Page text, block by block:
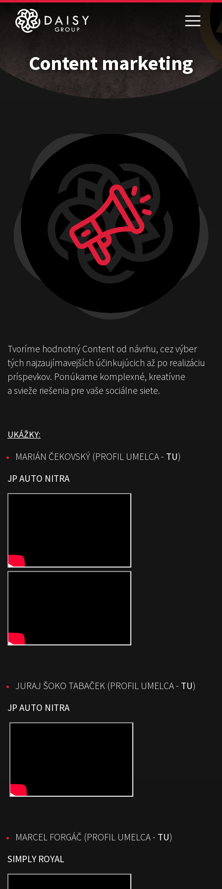
Content marketing
Tvoríme hodnotný Content od návrhu, cez výber
tých najzaujímavejších účinkujúcich až po realizáciu
príspevkov. Ponúkame komplexné, kreatívne
a svieže riešenia pre vaše sociálne siete.
UKÁŽKY:
MARIÁN ČEKOVSKÝ (PROFIL UMELCA - TU)
JP AUTO NITRA
JURAJ ŠOKO TABAČEK (PROFIL UMELCA - TU)
JP AUTO NITRA
MARCEL FORGÁČ (PROFIL UMELCA - TU)
SIMPLY ROYAL